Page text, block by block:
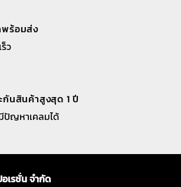
ร้อมส่ง
ว
กันสินค้าสูงสุด 1 ปี
ปัญหาเคลมได้
เรชั่น จำกัด